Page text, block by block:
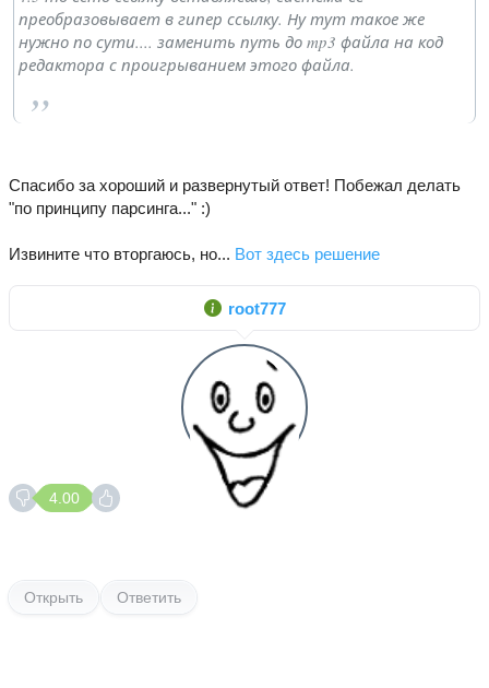
преобразовывает в гипер ссылку. Ну тут такое же
нужно по сути.... заменить путь до mp3 файла на код
редактора с проигрыванием этого файла.
Спасибо за хороший и развернутый ответ! Побежал делать
"по принципу парсинга..." :)
Извините что вторгаюсь, но... Вот здесь решение
root777
4.00
Открыть Ответить